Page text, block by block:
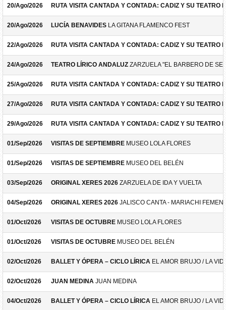
20/Ago/2026 RUTA VISITA CANTADA Y CONTADA: CADIZ Y SU TEATRO
20/Ago/2026 LUCÍA BENAVIDES LA GITANA FLAMENCO FEST
22/Ago/2026 RUTA VISITA CANTADA Y CONTADA: CADIZ Y SU TEATRO
24/Ago/2026 TEATRO LÍRICO ANDALUZ ZARZUELA "EL BARBERO DE
25/Ago/2026 RUTA VISITA CANTADA Y CONTADA: CADIZ Y SU TEATRO
27/Ago/2026 RUTA VISITA CANTADA Y CONTADA: CADIZ Y SU TEATRO
29/Ago/2026 RUTA VISITA CANTADA Y CONTADA: CADIZ Y SU TEATRO
01/Sep/2026 VISITAS DE SEPTIEMBRE MUSEO LOLA FLORES
01/Sep/2026 VISITAS DE SEPTIEMBRE MUSEO DEL BELÉN
03/Sep/2026 ORIGINAL XERES 2026 ZARZUELA DE IDA Y VUELTA
04/Sep/2026 ORIGINAL XERES 2026 JALISCO CANTA - MARIACHI
01/Oct/2026 VISITAS DE OCTUBRE MUSEO LOLA FLORES
01/Oct/2026 VISITAS DE OCTUBRE MUSEO DEL BELÉN
02/Oct/2026 BALLET Y ÓPERA – CICLO LÍRICA EL AMOR BRUJO / LA
02/Oct/2026 JUAN MEDINA JUAN MEDINA
04/Oct/2026 BALLET Y ÓPERA – CICLO LÍRICA EL AMOR BRUJO / LA